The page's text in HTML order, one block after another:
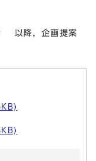
，企画提案